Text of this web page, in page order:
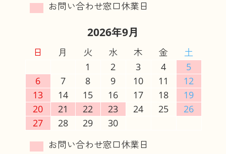
2026年9月
日 月 火 水 木 金
土
1
2 3 4
5
6
7 8 9 10 11
12
13
14 15 16 17 18
19
20
21 22 23 24 25
26
27
28 29 30